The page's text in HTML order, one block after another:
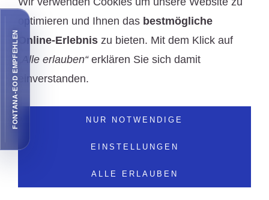
FONTANA-EOD EMPFEHLEN
WIRTSCHAFTLICHE MITGLIEDSCHAFT
© 2025 - FONTANA-EOD Consulting & Engineering GmbH - Alle Rechte Vorbehalten
Am Kaninchenberg 5, D-66453 Gersheim und Bonner Straße
72, D-50389 Wesseling
optimieren und Ihnen das bestmögliche
Online-Erlebnis zu bieten. Mit dem Klick auf
„Alle erlauben“erklären Sie sich damit
einverstanden.
NUR NOTWENDIGE
EINSTELLUNGEN
ALLE ERLAUBEN